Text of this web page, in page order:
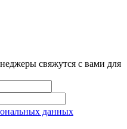
свяжутся с вами для
данных